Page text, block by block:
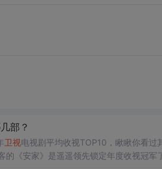
部？
卫视电视剧平均收视TOP10，瞅瞅你看过
《安家》是遥遥领先锁定年度收视冠军